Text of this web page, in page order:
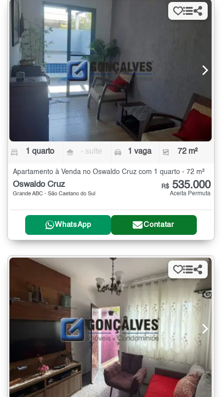
1 quarto - suíte 1 vaga 72 m²
Apartamento à Venda no Oswaldo Cruz com 1 quarto - 72 m²
Oswaldo Cruz
Grande ABC - São Caetano do Sul
R$ 535.000
Aceita Permuta
WhatsApp Contatar